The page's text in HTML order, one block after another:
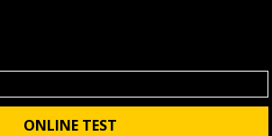
ONLINE TEST